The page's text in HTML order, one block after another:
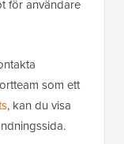
för användare
som ett
, kan du visa